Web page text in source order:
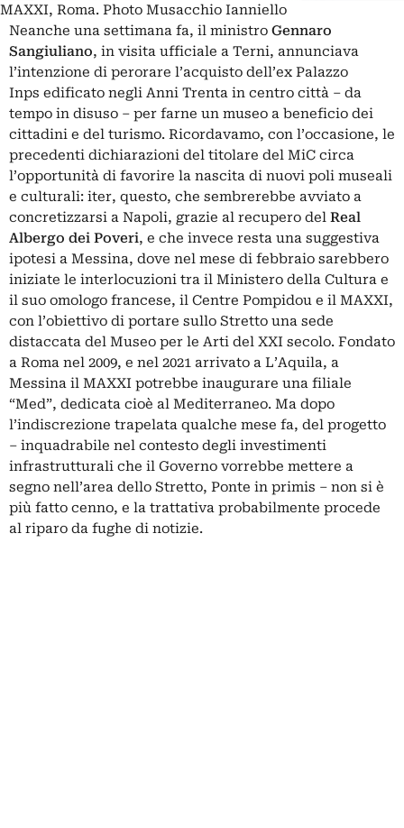
MAXXI, Roma. Photo Musacchio Ianniello
Neanche una settimana fa, il ministro Gennaro
Sangiuliano, in visita ufficiale a Terni, annunciava
l’intenzione di perorare l’acquisto dell’ex Palazzo
Inps edificato negli Anni Trenta in centro città – da
tempo in disuso – per farne un museo a beneficio dei
cittadini e del turismo. Ricordavamo, con l’occasione, le
precedenti dichiarazioni del titolare del MiC circa
l’opportunità di favorire la nascita di nuovi poli museali
e culturali: iter, questo, che sembrerebbe avviato a
concretizzarsi a Napoli, grazie al recupero del Real
Albergo dei Poveri, e che invece resta una suggestiva
ipotesi a Messina, dove nel mese di febbraio sarebbero
iniziate le interlocuzioni tra il Ministero della Cultura e
il suo omologo francese, il Centre Pompidou e il MAXXI,
con l’obiettivo di portare sullo Stretto una sede
distaccata del Museo per le Arti del XXI secolo. Fondato
a Roma nel 2009, e nel 2021 arrivato a L’Aquila, a
Messina il MAXXI potrebbe inaugurare una filiale
“Med”, dedicata cioè al Mediterraneo. Ma dopo
l’indiscrezione trapelata qualche mese fa, del progetto
– inquadrabile nel contesto degli investimenti
infrastrutturali che il Governo vorrebbe mettere a
segno nell’area dello Stretto, Ponte in primis – non si è
più fatto cenno, e la trattativa probabilmente procede
al riparo da fughe di notizie.